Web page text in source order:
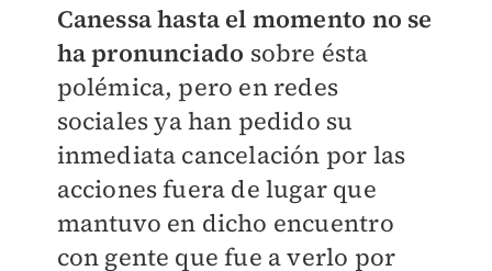
Canessa hasta el momento no se
ha pronunciado sobre ésta
polémica, pero en redes
sociales ya han pedido su
inmediata cancelación por las
acciones fuera de lugar que
mantuvo en dicho encuentro
con gente que fue a verlo por